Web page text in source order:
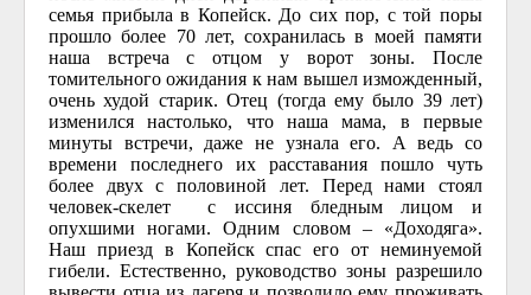
семья прибыла в Копейск. До сих пор, с той поры
прошло более 70 лет, сохранилась в моей памяти
наша встреча с отцом у ворот зоны. После
томительного ожидания к нам вышел изможденный,
очень худой старик. Отец (тогда ему было 39 лет)
изменился настолько, что наша мама, в первые
минуты встречи, даже не узнала его. А ведь со
времени последнего их расставания пошло чуть
более двух с половиной лет. Перед нами стоял
человек-скелет с иссиня бледным лицом и
опухшими ногами. Одним словом – «Доходяга».
Наш приезд в Копейск спас его от неминуемой
гибели. Естественно, руководство зоны разрешило